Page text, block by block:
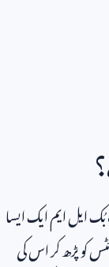
ایل ایم ایک ایسا
کو پڑھ کر اس کی